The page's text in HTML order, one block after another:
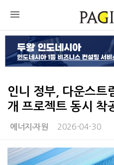
인니 정부, 다운스
개 프로젝트 동시 착
에너지∙자원 2026-04-30
본문